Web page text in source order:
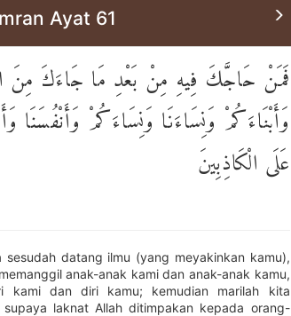
Ayat 61
فَمَنْ حَاجَّكَ فِيهِ مِنْ بَعْدِ مَا جَاءَكَ مِنَ
وَأَبْنَاءَكُمْ وَنِسَاءَنَا وَنِسَاءَكُمْ وَأَنْفُسَنَا
عَلَى الْكَاذِبِينَ
datang ilmu (yang meyakinkan kamu),
anak-anak kami dan anak-anak kamu,
kami dan diri kamu; kemudian marilah kita
laknat Allah ditimpakan kepada orang-